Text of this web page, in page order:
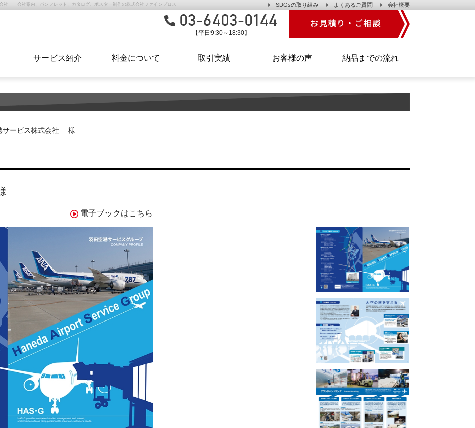
社 ｜会社案内、パンフレット、カタログ、ポスター制作の株式会社ファインプロス SDGsの取り組み よくあるご質問 会社概要
【平日9:30～18:30】
サービス紹介 料金について 取引実績 お客様の声 納品までの流れ
サービス株式会社 様
電子ブックはこちら